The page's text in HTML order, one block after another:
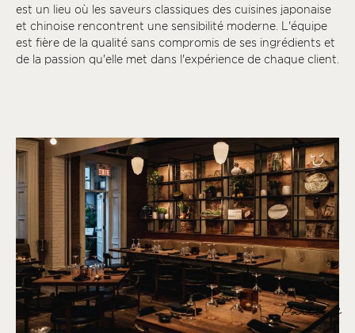
est un lieu où les saveurs classiques des cuisines japonaise
et chinoise rencontrent une sensibilité moderne. L'équipe
est fière de la qualité sans compromis de ses ingrédients et
de la passion qu'elle met dans l'expérience de chaque client.
Partie 2